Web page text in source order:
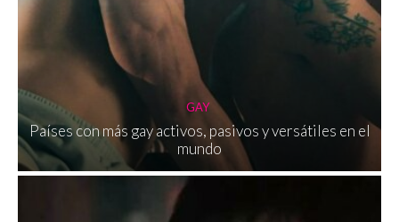
GAY
Países con más gay activos, pasivos y versátiles en el
mundo